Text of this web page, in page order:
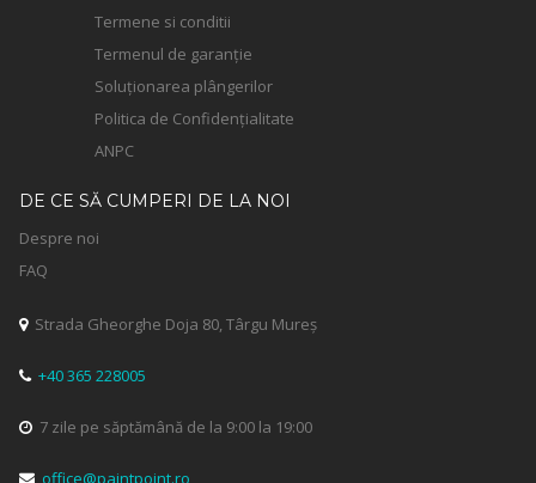
Termene si conditii
Termenul de garanție
Soluționarea plângerilor
Politica de Confidențialitate
ANPC
DE CE SĂ CUMPERI DE LA NOI
Despre noi
FAQ
Strada Gheorghe Doja 80, Târgu Mureș
 +40 365 228005
 7 zile pe săptămână de la 9:00 la 19:00
 office@paintpoint.ro